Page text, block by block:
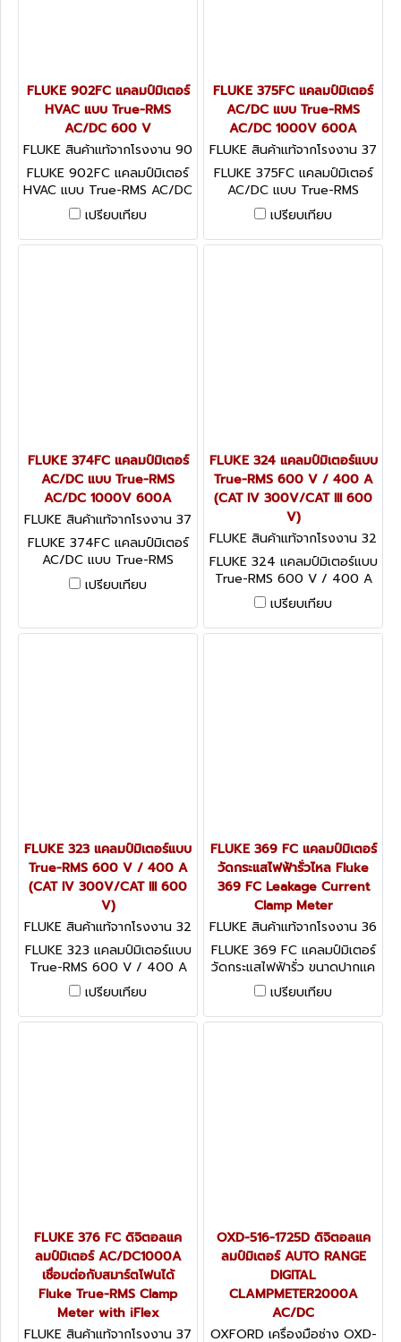
FLUKE 902FC แคลมป์มิเตอร์
HVAC แบบ True-RMS
AC/DC 600 V
FLUKE สินค้าแท้จากโรงงาน 90
2FC
FLUKE 902FC แคลมป์มิเตอร์
HVAC แบบ True-RMS AC/DC
600 V
เปรียบเทียบ
FLUKE 375FC แคลมป์มิเตอร์
AC/DC แบบ True-RMS
AC/DC 1000V 600A
FLUKE สินค้าแท้จากโรงงาน 37
5FC
FLUKE 375FC แคลมป์มิเตอร์
AC/DC แบบ True-RMS
AC/DC 1000V 600A
เปรียบเทียบ
FLUKE 374FC แคลมป์มิเตอร์
AC/DC แบบ True-RMS
AC/DC 1000V 600A
FLUKE สินค้าแท้จากโรงงาน 37
4FC
FLUKE 374FC แคลมป์มิเตอร์
AC/DC แบบ True-RMS
AC/DC 1000V 600A
เปรียบเทียบ
FLUKE 324 แคลมป์มิเตอร์แบบ
True-RMS 600 V / 400 A
(CAT IV 300V/CAT III 600
V)
FLUKE สินค้าแท้จากโรงงาน 32
4
FLUKE 324 แคลมป์มิเตอร์แบบ
True-RMS 600 V / 400 A
(CAT IV 300V/CAT III 600
V)
เปรียบเทียบ
FLUKE 323 แคลมป์มิเตอร์แบบ
True-RMS 600 V / 400 A
(CAT IV 300V/CAT III 600
V)
FLUKE สินค้าแท้จากโรงงาน 32
3
FLUKE 323 แคลมป์มิเตอร์แบบ
True-RMS 600 V / 400 A
(CAT IV 300V/CAT III 600
V)
เปรียบเทียบ
FLUKE 369 FC แคลมป์มิเตอร์
วัดกระแสไฟฟ้ารั่วไหล Fluke
369 FC Leakage Current
Clamp Meter
FLUKE สินค้าแท้จากโรงงาน 36
9 FC
FLUKE 369 FC แคลมป์มิเตอร์
วัดกระแสไฟฟ้ารั่ว ขนาดปากแค
ลมป์ 61 มิลลอเมตร (ฟลุ๊ค)
Fluke 369 FC Leakage
Current Clamp Meter
เปรียบเทียบ
FLUKE 376 FC ดิจิตอลแค
ลมป์มิเตอร์ AC/DC1000A
เชื่อมต่อกับสมาร์ตโฟนได้
Fluke True-RMS Clamp
Meter with iFlex
FLUKE สินค้าแท้จากโรงงาน 37
OXD-516-1725D ดิจิตอลแค
ลมป์มิเตอร์ AUTO RANGE
DIGITAL
CLAMPMETER2000A
AC/DC
OXFORD เครื่องมือช่าง OXD-